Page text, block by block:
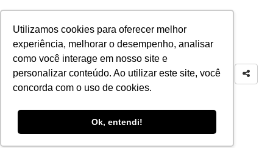
Utilizamos cookies para oferecer melhor
experiência, melhorar o desempenho, analisar
como você interage em nosso site e
personalizar conteúdo. Ao utilizar este site, você
concorda com o uso de cookies.
Ok, entendi!